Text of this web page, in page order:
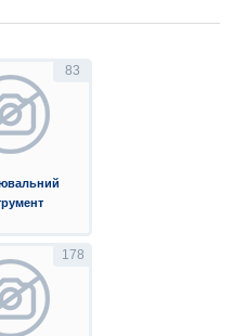
83
178